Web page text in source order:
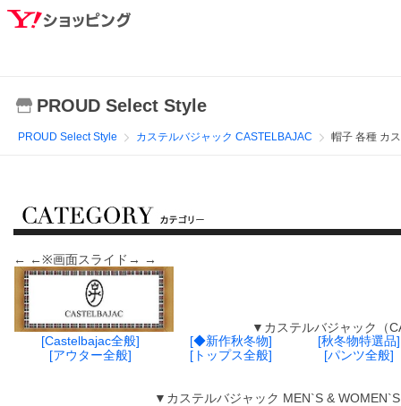
PROUD Select Style
PROUD Select Style カステルバジャック CASTELBAJAC 帽子 各種 カ
← ←※画面スライド→ →
▼カステルバジャック（
[Castelbajac全般]
[◆新作秋冬物]
[秋冬物特選品]
[アウター全般]
[トップス全般] [パンツ全般]
▼カステルバジャック MEN`S &